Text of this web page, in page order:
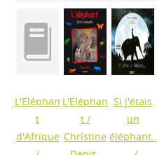
L'Eléphan
t
d'Afrique
L'Eléphan
t/
Christine
Si j'étais
un
éléphant..